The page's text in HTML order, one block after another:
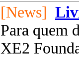
[News]
Para quem
XE2